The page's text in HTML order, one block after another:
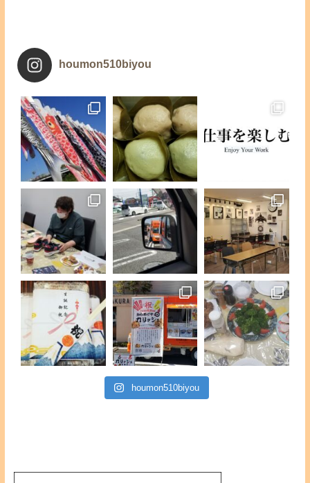
houmon510biyou
houmon510biyou